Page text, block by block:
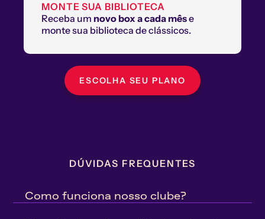
MONTE SUA BIBLIOTECA
Receba um novo box a cada mês e
monte sua biblioteca de clássicos.
ESCOLHA SEU PLANO
DÚVIDAS FREQUENTES
Como funciona nosso clube?